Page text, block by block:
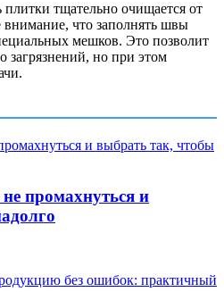
тщательно очищается от
внимание, что заполнять швы
мешков. Это позволит
загрязнений, но при этом
промахнуться и